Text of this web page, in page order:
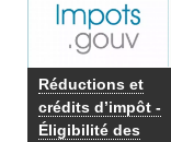
Réductions et
crédits d’impôt -
Éligibilité des